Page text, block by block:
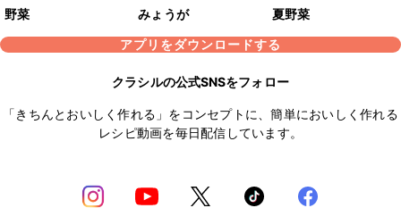
野菜 みょうが
夏野菜
アプリをダウンロードする
クラシルの公式SNSをフォロー
「きちんとおいしく作れる」をコンセプトに、簡単においしく作れる
レシピ動画を毎日配信しています。